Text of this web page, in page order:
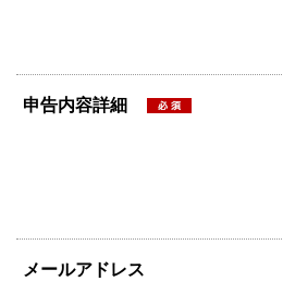
申告内容詳細
メールアドレス